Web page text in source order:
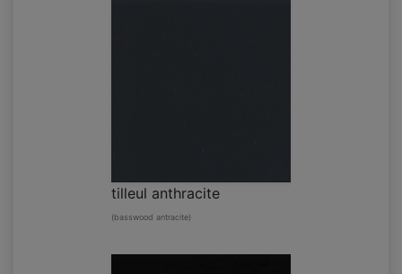
tilleul anthracite
(basswood antracite)